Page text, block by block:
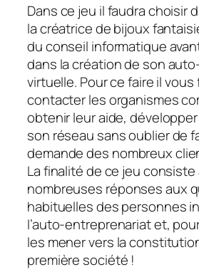
Dans ce jeu il faudra choisir
la créatrice de bijoux
du conseil informatique
dans la création de son
virtuelle. Pour ce faire il vous
contacter les organismes
obtenir leur aide,
son réseau sans oublier de
demande des nombreux
La finalité de ce jeu
nombreuses réponses aux
habituelles des personnes
l’auto-entreprenariat et,
les mener vers la
première société !